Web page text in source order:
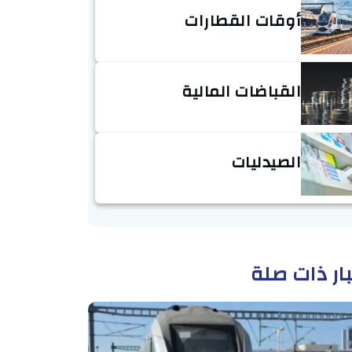
أوقات القطارات
القباضات المالية
الصيدليات
ذات صلة